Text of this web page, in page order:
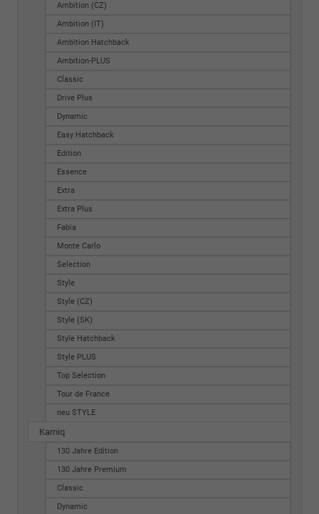
Ambition (CZ)
Ambition (IT)
Ambition Hatchback
Ambition-PLUS
Classic
Drive Plus
Dynamic
Easy Hatchback
Edition
Essence
Extra
Extra Plus
Fabia
Monte Carlo
Selection
Style
Style (CZ)
Style (SK)
Style Hatchback
Style PLUS
Top Selection
Tour de France
neu STYLE
Kamiq
130 Jahre Edition
130 Jahre Premium
Classic
Dynamic